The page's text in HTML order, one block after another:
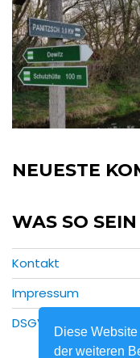
NEUESTE
WAS SO
Kontakt
Impressum
DSGVO
Diese
der weiteren